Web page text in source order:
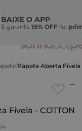
BAIXE O APP
E garanta 15% OFF na
na coleção utilizando o
Papete Aberta Fivela
Fivela - COTTON